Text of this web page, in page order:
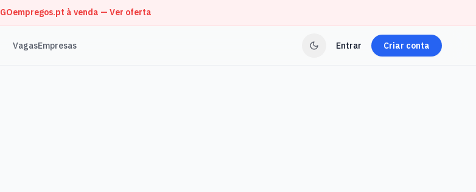
GOempregos.pt à venda — Ver oferta
VagasEmpresas Entrar Criar conta